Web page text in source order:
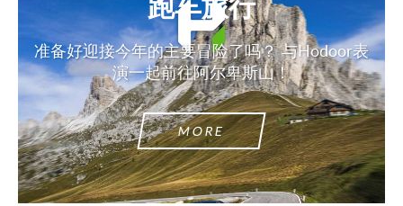
准备好迎接今年的主要冒险了吗？ 与Hodoor表
演一起前往阿尔卑斯山！
MORE